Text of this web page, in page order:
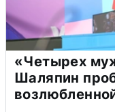
«Четырех
Шаляпин